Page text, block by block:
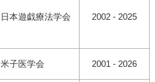
日本遊戯療法学会 2002 - 2025
米子医学会 2001 - 2026